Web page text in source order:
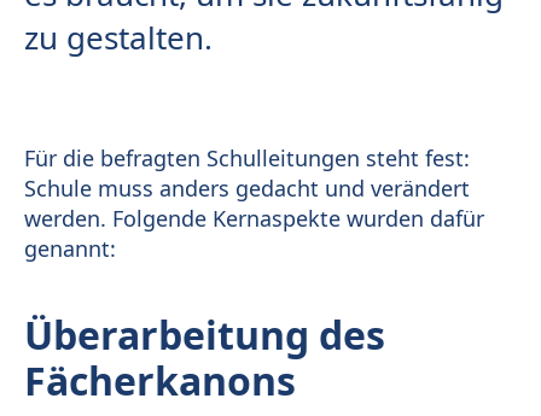
zu gestalten.
Für die befragten Schulleitungen steht fest:
Schule muss anders gedacht und verändert
werden. Folgende Kernaspekte wurden dafür
genannt:
Überarbeitung des
Fächerkanons